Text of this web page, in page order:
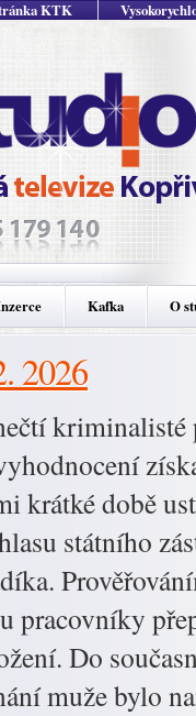
KTK
Kafka O
2026
kriminalisté
krátké době
státního
pracovníky
Do
muže bylo